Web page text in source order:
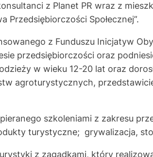
z Planet PR wraz z
Przedsiębiorczości Społecznej”.
z Funduszu Inicjatyw
przedsiębiorczości oraz
w wieku 12-20 lat oraz
agroturystycznych,
szkoleniami z zakresu
turystyczne; grywalizacja,
z zagadkami, który